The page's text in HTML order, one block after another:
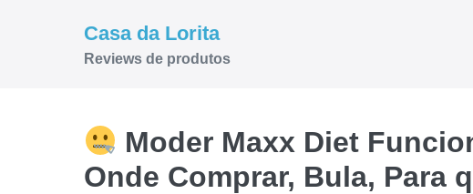
Casa da Lorita
Reviews de produtos
Moder Maxx Diet
Onde Comprar, Bula, Para